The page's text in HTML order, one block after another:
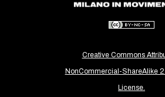
AMERICHE
ESTREMO
MEDIO ORIENTE
MONDO
Creative Commons
NonCommercial-ShareAlike
License.